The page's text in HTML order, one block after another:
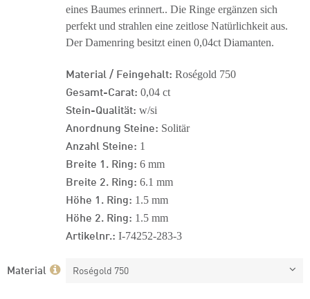
eines Baumes erinnert.. Die Ringe ergänzen sich
perfekt und strahlen eine zeitlose Natürlichkeit aus.
Der Damenring besitzt einen 0,04ct Diamanten.
Material / Feingehalt: Roségold 750
Gesamt-Carat: 0,04 ct
Stein-Qualität: w/si
Anordnung Steine: Solitär
Anzahl Steine: 1
Breite 1. Ring: 6 mm
Breite 2. Ring: 6.1 mm
Höhe 1. Ring: 1.5 mm
Höhe 2. Ring: 1.5 mm
Artikelnr.: I-74252-283-3
Material Roségold 750